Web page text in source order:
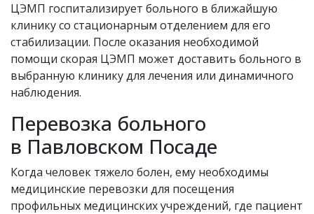
ЦЭМП госпитализирует больного в ближайшую
клинику со стационарным отделением для его
стабилизации. После оказания необходимой
помощи скорая ЦЭМП может доставить больного в
выбранную клинику для лечения или динамичного
наблюдения.
Перевозка больного
в Павловском Посаде
Когда человек тяжело болен, ему необходимы
медицинские перевозки для посещения
профильных медицинских учреждений, где пациент